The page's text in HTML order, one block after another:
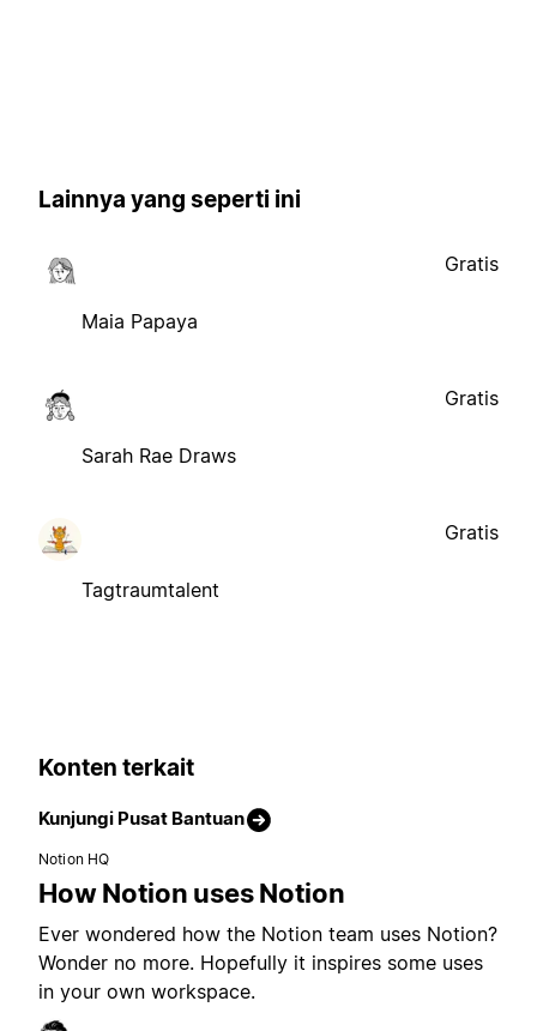
Lainnya yang seperti ini
Maia Papaya
Gratis
Sarah Rae Draws
Gratis
Tagtraumtalent
Gratis
Konten terkait
Kunjungi Pusat Bantuan
Notion HQ
How Notion uses Notion
Ever wondered how the Notion team uses Notion?
Wonder no more. Hopefully it inspires some uses
in your own workspace.